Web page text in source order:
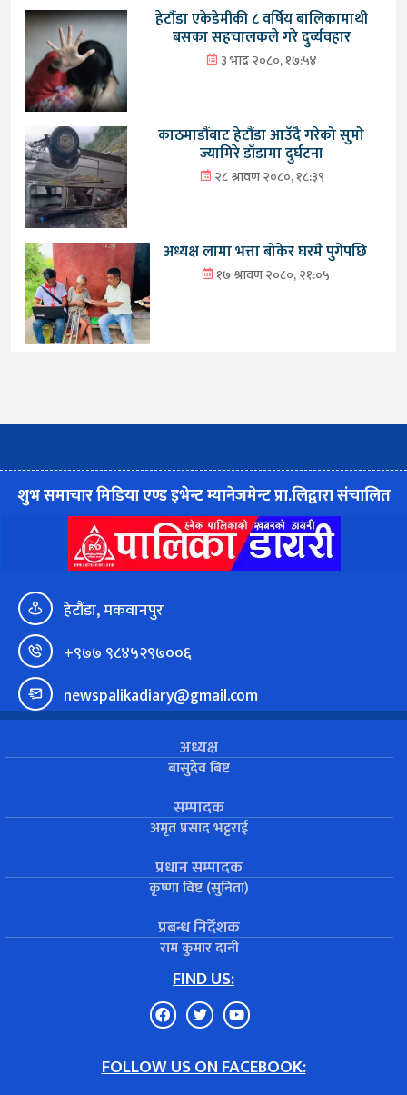
हेटौंडा एकेडेमीकी ८ वर्षिय बालिकामाथी
बसका सहचालकले गरे दुर्व्यवहार
३ भाद्र २०८०, १७:५४
काठमाडौंबाट हेटौंडा आउँदै गरेको सुमो
ज्यामिरे डाँडामा दुर्घटना
२८ श्रावण २०८०, १८:३९
अध्यक्ष लामा भत्ता बोकेर घरमै पुगेपछि
१७ श्रावण २०८०, २१:०५
शुभ समाचार मिडिया एण्ड इभेन्ट म्यानेजमेन्ट प्रा.लिद्वारा संचालित
हेटौंडा, मकवानपुर
+९७७ ९८४५२९७००६
newspalikadiary@gmail.com
अध्यक्ष
बासुदेव बिष्ट
सम्पादक
अमृत प्रसाद भट्टराई
प्रधान सम्पादक
कृष्णा विष्ट (सुनिता)
प्रबन्ध निर्देशक
राम कुमार दानी
FIND US:
FOLLOW US ON FACEBOOK: